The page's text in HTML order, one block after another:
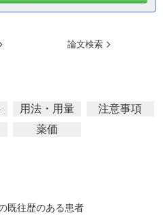
論文検索
用法・用量
注意事項
薬価
既往歴のある患者